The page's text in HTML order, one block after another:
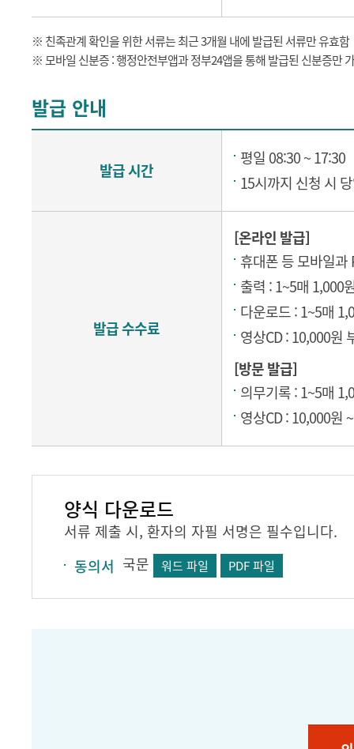
※ 친족관계 확인을 위한 서류는 최근 3개월 내에 발급된 서류만 유효함
※ 모바일 신분증 : 행정안전부앱과 정부24앱을 통해 발급된 신분증만
발급 안내
발급 시간
평일 08:30 ~ 17:30
15시까지 신청 시
발급 수수료
[온라인 발급]
휴대폰 등 모바일과
출력 : 1~5매 1,000
다운로드 : 1~5매
영상CD : 10,000원
[방문 발급]
의무기록 : 1~5매
영상CD : 10,000원
양식 다운로드
서류 제출 시, 환자의 자필 서명은 필수입니다.
동의서 국문 워드 파일 PDF 파일